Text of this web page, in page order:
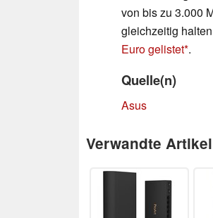
von bis zu 3.000
gleichzeitig
Euro gelistet .
Quelle(n)
Asus
Verwandte Artikel